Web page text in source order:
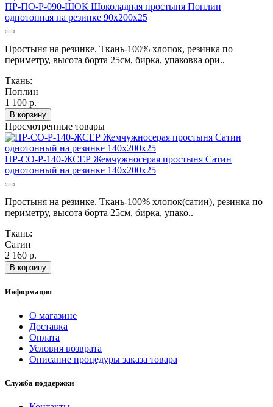
ПР-ПО-Р-090-ШОК Шоколадная простыня Поплин
однотонная на резинке 90х200х25
Простыня на резинке. Ткань-100% хлопок, резинка по
периметру, высота борта 25см, бирка, упаковка ори..
Ткань:
Поплин
1 100 р.
В корзину
Просмотренные товары
ПР-СО-Р-140-ЖСЕР Жемчужносерая простыня Сатин
однотонный на резинке 140х200х25
Простыня на резинке. Ткань-100% хлопок(сатин), резинка по
периметру, высота борта 25см, бирка, упако..
Ткань:
Сатин
2 160 р.
В корзину
Информация
О магазине
Доставка
Оплата
Условия возврата
Описание процедуры заказа товара
Служба поддержки